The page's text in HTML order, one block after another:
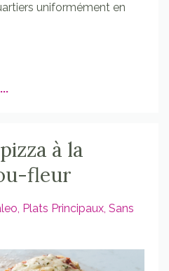
uniformément en
à la
fleur
Plats Principaux Sans